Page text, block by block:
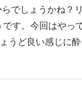
でしょうかね？
す。今回はやっ
うど良い感じに酔